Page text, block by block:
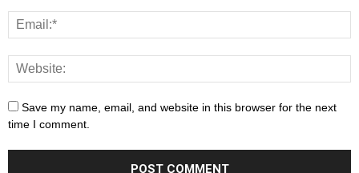
Save my name, email, and website in this browser for the next
time I comment.